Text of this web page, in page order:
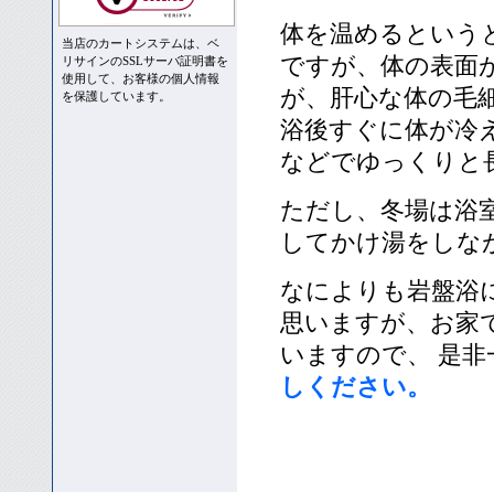
当店のカートシステムは、ベ
リサインのSSLサーバ証明書を
使用して、お客様の個人情報
を保護しています。
体を温めるという
ですが、体の表面
が、肝心な体の毛
浴後すぐに体が冷
などでゆっくりと
ただし、冬場は浴
してかけ湯をしな
なによりも岩盤浴
思いますが、お家
いますので、 是非
しください。